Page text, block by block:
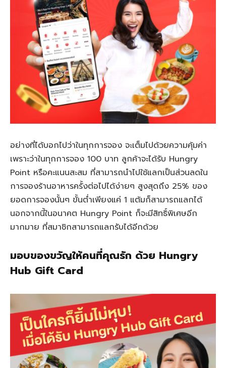
อย่างที่ได้บอกไปว่าในทุกการจอง จะเต็มไปด้วยความคุ้มค่า
เพราะว่าในทุกการจอง 100 บาท ลูกค้าจะได้รับ Hungry
Point หรือคะแนนสะสม ที่สามารถนำไปใช้แลกเป็นส่วนลดใน
การจองร้านอาหารครั้งต่อไปได้ง่ายๆ สูงสุดถึง 25% ของ
ยอดการจองนั้นๆ ขั้นต่ำเพียงแค่ 1 แต้มก็สามารถแลกได้
นอกจากนี้ในอนาคต Hungry Point ก็จะมีสิทธิ์พิเศษอีก
มากมาย ที่สมาชิกสามารถแลกรับได้อีกด้วย
มอบของขวัญให้คนที่คุณรัก ด้วย Hungry
Hub Gift Card